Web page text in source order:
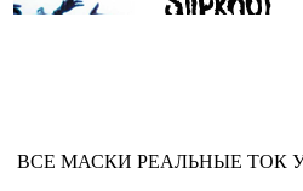
ВСЕ МАСКИ РЕАЛЬНЫЕ ТОК У